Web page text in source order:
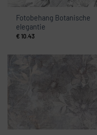
Fotobehang Botanische
elegantie
€ 10.43